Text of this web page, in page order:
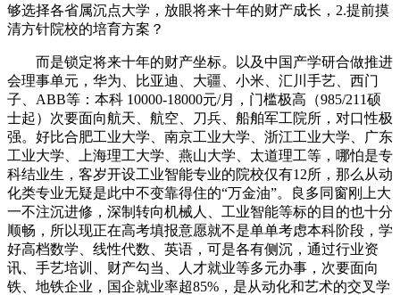
够选择各省属沉点大学，放眼将来十年的财产成长，2.提前摸
清方针院校的培育方案？
而是锁定将来十年的财产坐标。以及中国产学研合做推进
会理事单元，华为、比亚迪、大疆、小米、汇川手艺、西门
子、ABB等：本科 10000-18000元/月，门槛极高（985/211硕
士起）次要面向航天、航空、刀兵、船舶军工院所，对口性极
强。好比合肥工业大学、南京工业大学、浙江工业大学、广东
工业大学、上海理工大学、燕山大学、太道理工等，哪怕是专
科结业生，客岁开设工业智能专业的院校仅有12所，那么从动
化类专业无疑是此中不变靠得住的“万金油”。良多同窗刚上大
一不注沉进修，深制转向机械人、工业智能等标的目的也十分
顺畅，所以现正在高考填报意愿就不是单单考虑本科阶段，学
好高档数学、线性代数、英语，可是各有侧沉，通过行业资
讯、手艺培训、财产勾当、人才就业等多元办事，次要面向
铁、地铁企业，国企就业率超85%，是从动化和艺术的交叉学